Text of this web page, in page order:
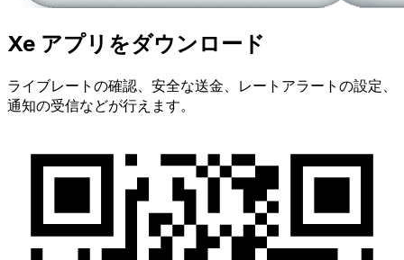
Xe アプリをダウンロード
ライブレートの確認、安全な送金、レートアラートの設定、
通知の受信などが行えます。